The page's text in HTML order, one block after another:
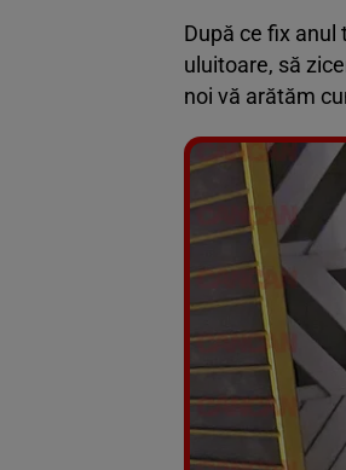
După ce fix anul
uluitoare, să
noi vă arătăm